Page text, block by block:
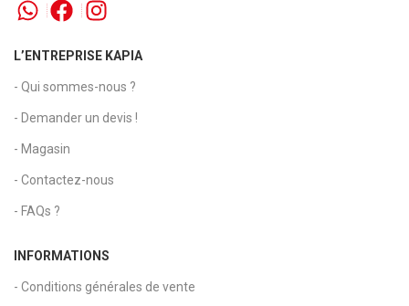
L’ENTREPRISE KAPIA
- Qui sommes-nous ?
- Demander un devis !
- Magasin
- Contactez-nous
- FAQs ?
INFORMATIONS
- Conditions générales de vente